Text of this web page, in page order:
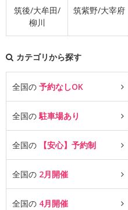
筑後/大牟田/
柳川
筑紫野/大宰府
カテゴリから探す
全国の 予約なしOK
全国の駐車場あり
全国の 【安心】予約制
全国の 2月開催
全国の 4月開催